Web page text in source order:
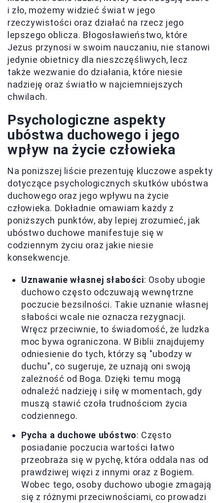
i zło, możemy widzieć świat w jego
rzeczywistości oraz działać na rzecz jego
lepszego oblicza. Błogosławieństwo, które
Jezus przynosi w swoim nauczaniu, nie stanowi
jedynie obietnicy dla nieszczęśliwych, lecz
także wezwanie do działania, które niesie
nadzieję oraz światło w najciemniejszych
chwilach.
Psychologiczne aspekty
ubóstwa duchowego i jego
wpływ na życie człowieka
Na poniższej liście prezentuję kluczowe aspekty
dotyczące psychologicznych skutków ubóstwa
duchowego oraz jego wpływu na życie
człowieka. Dokładnie omawiam każdy z
poniższych punktów, aby lepiej zrozumieć, jak
ubóstwo duchowe manifestuje się w
codziennym życiu oraz jakie niesie
konsekwencje.
Uznawanie własnej słabości: Osoby ubogie
duchowo często odczuwają wewnętrzne
poczucie bezsilności. Takie uznanie własnej
słabości wcale nie oznacza rezygnacji.
Wręcz przeciwnie, to świadomość, że ludzka
moc bywa ograniczona. W Biblii znajdujemy
odniesienie do tych, którzy są "ubodzy w
duchu", co sugeruje, że uznają oni swoją
zależność od Boga. Dzięki temu mogą
odnaleźć nadzieję i siłę w momentach, gdy
muszą stawić czoła trudnościom życia
codziennego.
Pycha a duchowe ubóstwo: Często
posiadanie poczucia wartości łatwo
przeobraża się w pychę, która oddala nas od
prawdziwej więzi z innymi oraz z Bogiem.
Wobec tego, osoby duchowo ubogie zmagają
się z różnymi przeciwnościami, co prowadzi